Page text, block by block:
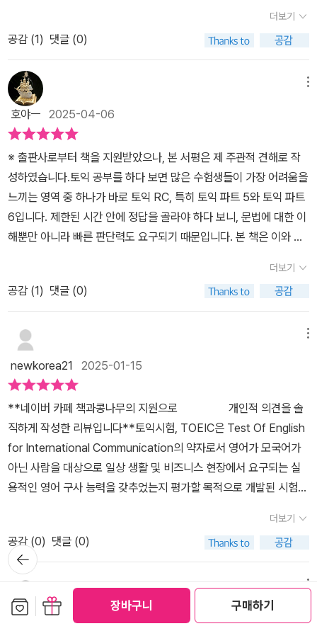
장바구니 구매하기
시되었습니다. 27번을 보면 Hotel guests will (블랭크) a conside
서 혹시 무슨 함정이 있나 생각도 했습니다만 그렇지는 않았습니
다. 30번은 만약 앞에 관계대명사 that이 없었다면 답이 (C)가 될 수
도 있었겠죠. 본문 p104에 잘 설명되듯 관계부사의 본질은 전치사
+관계대명사라는 점, 당연하기는 해도 수험생이 종종 잊곤 하므로 명
심해 두어야 하겠습니다.
다. 무엇보다 토익시험 에 자신감을 심어줄 만한 것이 필요한 지금,
토익RC 중 토익파트5 와 토익파트6 에 대한 집중적인 학습은 필자
파트6 의 중요성은 아무리 강조해도 지나치지 않다는 점을 토익커들
은 애초에 알았을 지 모르지만 저와 같이 옛날 영어를 배웠던 사람들
은 전혀 모르기 때문에 기초영어부터 배우고 나서 토익공부 를 부지
런히 진행하려고 합니다. 그래서 토익시험을 잘 치르려면 좋은 토익
교재 가 필요하고, 이를 위한 토익책추천 은 그 어느 것보다 훨씬 중요
할 수밖에 없을 것이라고 생각합니다. 이번 포스팅에서 소개할 토익
교재 는 토익RC 중에서 토익파트5 와 토익파트6 를 제대로 이해할
수 있도록 만들어져 있는 책입니다. 바로 '일주일에 끝내는 시원스쿨
토익 파트 5&6' 이란 책입니다. 이 책은 단순한 기초 영문법을 다룬
익 문법을 다룬 책입니다. 이 책의 특징은 몇 회독이 없이 실시간으로
이해와 암기를 진행할 수 있다는 특징이 있습니다. 다만 토익파트5
와 토익파트6 의 원활한 학습을 위해서는 기초 영문법 및 기초 영단
어의 이해와 암기, 그리고 학습이 필요하다는 점은 참고해야 할 필요
성이 있습니다.마치면서'일주일에 끝내는 시원스쿨 토익 파트 5&6'
는 토익파트5 를 10분만에 끝낼 수 있다고 말합니다. 그러나 이는 영
어 공부를 꾸준히 한 사람들의 이야기일 뿐입니다. 저같이 10년 이상
영어공부를 하지 않았다가 어떤 필요에 의해서 또는 스펙을 쌓아야
하기 때문에 토익시험 을 치르려는 사람들은 토익공부 이전에 먼저
영어의 기초부터 공부해야 할 것입니다. 외국어가 중요하고 또한 스
펙쌓기에 혈안이 될 수밖에 없는 시대이긴 합니다만 그래도 기초가
되어 있지 않은 상태에서의 외국어 능력 인증 시험 공부는 오히려 독
도 중요합니다만 토익RC, 즉 토익파트5 와 토익파트6 에 대해서 잘
설명한 토익교재 의 중요성은 더할 나위가 없습니다. 토익책추천 은
무엇보다 중요한데 이 책이 토이커들로부터 많은 사랑을 받았으면
하는 것이 제 개인적인 생각입니다. [이 리뷰는 출판사에서 도서를 제
공받아, 직접 읽고 작성한 리뷰입니다.]#토익 #토익공부 #토익시험
#토익RC #토익파트5 #토익파트6 #토익교재 #토익책추천
끝내는 시원스쿨 토익 파트 5&6, 일주일에 끝내는 시월스쿨 토익 파
트 3&4가 있다. ​​​​​​차례를 보면 문장의 기본, UNT 01 동사의 종류 / 품
사 자리, UNIT 02 명사, UNIT 03대명사, 동사 UNIT 04 동사의
시제, UNIT05 동사의 사태, UNIT06 동사의 수일치, 수식어 UNIT
07형용사, UNIT08 부사, UNIT09 비교급, 접속사 UNIT 10 부사
절 접속사, UNIT 11 명사절 접속사, UNIT 12등위 접속사 /상관 접
속사, 전치사 UNIT 13 전치사, 준동사 UNIT14 to부정사, UNIT 1
5동명사, UNIT16 분사, 기타 고난도UNIT17 관계사, UNIT 18 가
정법/ 도치, 부록과 별책이 있다. ​​​​​​​일주일에 끝내는 시원스쿨 토익 파
트 5&6로 공부하면 파트 5를 10분 컷이 가능하다. ☀일주일 완성 커
리큘럼으로 시험에 나오는 토익 문법만 빠르게 정리할 수 있다. ☀P
art5 문제풀이 속도와 정확도를 높여 Part 7풀이 시간까지 확보 가
능하다.2, N회독 없이 실시간으로 이해와 암기가 가능하다.☀길 토
익의 밀착 가이드를 따라가다 보면 이해와 암기, 문제풀이까지 완벽
할 수 있다.☀일방적 제시 예문이 아닌 출제포인트를 떠올려 정답을
골라 직접 표시하는 예문으로 구성되어 있다.☀주요 공식을 빈칸 채
우기로 확인하는 리뷰노트로 공부할 수 있다. 4, 개념 이해에서 출제
포인트 습득, 실전감까지 완벽 커버할 수 있다.☀[STEP 1] 출제 포
인트 설명+빈칸 채우기로 바로 암기 ⇢[STEP 2] 기출문제 변형 실
천문제의 학습을 통해 토익 기본기와 실전력을 동시에 완성할 수 있
다. ​​​​​​​​5, 고득점 완성을 위한 특별 부록으로는 ☀오랜 현 강 데이터 기
반, 토익 학습자들이 가장 낚이기 쉬운 문제와 무료 해설 강의를 제공
다. 강의를 더 들을 사람만 들으면 될 것 같다. ☀점수 수직 상승 현강
으로 유명한 길토익 인강을 통해 Part 5 문법 문제 3초컷 노하우를
전수해준다. ☀현강에서 처럼 중요 포인트를 확실히 짚어 주며, 주요
공식을 그 자리에서 암기하도록 코칭해준다.최빈출 기출 포인트로 시
험에 꼭 나오는 포인트를 알기 쉽게, 군더더기 없이 설명하고 기억에
더보기
공감 (1) 댓글 (0)
호야ㅡ 2025-04-06
※ 출판사로부터 책을 지원받았으나, 본 서평은 제 주관적 견해로 작
성하였습니다.토익 공부를 하다 보면 많은 수험생들이 가장 어려움을
느끼는 영역 중 하나가 바로 토익 RC, 특히 토익 파트 5와 토익 파트
6입니다. 제한된 시간 안에 정답을 골라야 하다 보니, 문법에 대한 이
해뿐만 아니라 빠른 판단력도 요구되기 때문입니다. 본 책은 이와 연
재입니다.본 교재는 단순한 문제 풀이에 그치지 않고 출제 포인트 중
심의 개념 정리와 기출 변형 문제를 연계하여 실전 대응력을 키울 수
있도록 구성되어 있어, 단기간에 기본기와 함께 실전 감각을 다질 수
있습니다. 특히, 토익 파트 5를 10분 내에 끝낼 수 있도록 훈련해 주
겠다고 강조하는 부분이 인상적입니다. 덕분에 시간이 많이 필요한
파트 7에 더 많은 시간을 분배할 수 있을 것입니다. 이런 점 때문에 토
익 시험을 준비하면서 시간 관리에 늘 어려움을 느꼈던 분들이 토익
책을 추천해 달라고 한다면 꼭 권해드리고 싶은 책입니다.본 책은 문
법 용어에 대한 부담을 줄이고, 쉽게 이해할 수 있는 설명과 직관적인
예문을 통해 수험생의 접근성을 높였습니다. 지은이의 밀착 가이드를
믿고 따라가다 보면, 반복 회독 없이도 빠르게 이해하고 암기할 수 있
을 것입니다. 필기노트형 교재 구성도 매우 실용적입니다. 강의를 들
으며 자연스럽게 정리하고 복습할 수 있는 구조가 마음에 듭니다.무
엇보다도 최신 기출 트렌드를 반영한 문제들이 수록되어 있어, 실전
대비에 있어 매우 효과적입니다. 특히, 기출문제 바탕의 변형 문제들
이 담긴 모의고사와 수험생들이 자주 틀리는 문제 30선을 수록한 특
별 부록은 토익 시험 직전 최종 점검용으로도 안성맞춤입니다.본 교
재는 RC 점수를 올리고 싶은 분들, 특히 파트 5와 파트 6에서 시간을
더보기
공감 (1) 댓글 (0)
newkorea21 2025-01-15
**네이버 카페 책과콩나무의 지원으로 개인적 의견을 솔
직하게 작성한 리뷰입니다**토익시험, TOEIC은 Test Of English
for International Communication의 약자로서 영어가 모국어가
아닌 사람을 대상으로 일상 생활 및 비즈니스 현장에서 요구되는 실
용적인 영어 구사 능력을 갖추었는지 평가할 목적으로 개발된 시험으
평가하는 시험으로 이해할 수 있는 바이고 보면 수 많은 사람들이 토
익 공부에 매달리는 이유를 조금은 알 수 있을것도 같다.토익시험에
대해 포괄적인 이해도 중요하겠지만 세부적으로 완벽히 이해하고 있
어야만 비로소 고득점을 이룰 수 있지 않을까 하는 나의 생각이 틀리
지 않았음을 확인할 수 있다.그러한 토익시험에서 파트 5&6에 비중
을 두는 이유는 무엇일까? 하는 궁금증이 일어난다.나와 같이 토익
더보기
공감 (0) 댓글 (0)
koogi386 2025-03-22
뒤로가
기